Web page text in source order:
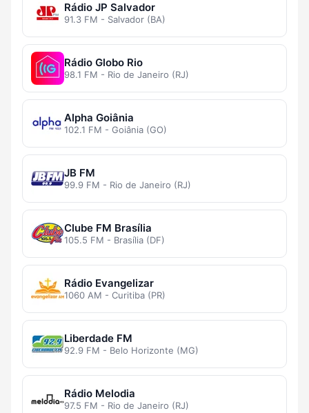
Rádio JP Salvador
91.3 FM - Salvador (BA)
Rádio Globo Rio
98.1 FM - Rio de Janeiro (RJ)
Alpha Goiânia
102.1 FM - Goiânia (GO)
JB FM
99.9 FM - Rio de Janeiro (RJ)
Clube FM Brasília
105.5 FM - Brasília (DF)
Rádio Evangelizar
1060 AM - Curitiba (PR)
Liberdade FM
92.9 FM - Belo Horizonte (MG)
Rádio Melodia
97.5 FM - Rio de Janeiro (RJ)